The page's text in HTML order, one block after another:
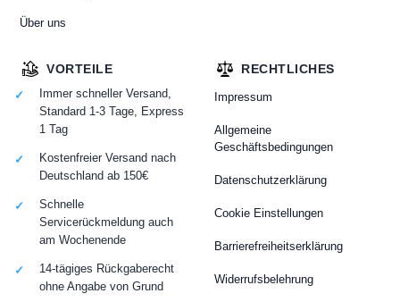
Über uns
RECHTLICHES
Impressum
Allgemeine
Geschäftsbedingungen
Datenschutzerklärung
Cookie Einstellungen
Barrierefreiheitserklärung
Widerrufsbelehrung
VORTEILE
Immer schneller Versand,
Standard 1-3 Tage, Express
1 Tag
Kostenfreier Versand nach
Deutschland ab 150€
Schnelle
Servicerückmeldung auch
am Wochenende
14-tägiges Rückgaberecht
ohne Angabe von Grund